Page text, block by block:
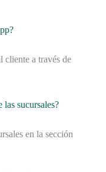
cliente a través de
sucursales?
en la sección